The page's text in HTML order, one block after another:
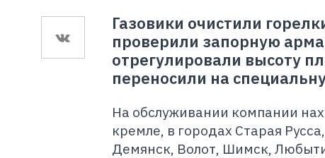
Газовики очистили
проверили запорную
отрегулировали высоту
переносили на
На обслуживании компании
кремле, в городах Старая
Демянск, Волот, Шимск,